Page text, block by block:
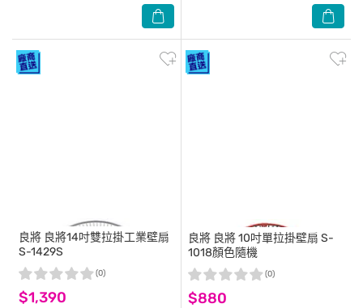
良將 良將14吋雙拉掛工業壁扇
S-1429S
$1,390
(0)
良將 良將 10吋單拉掛壁扇 S-
1018顏色隨機
$880
(0)